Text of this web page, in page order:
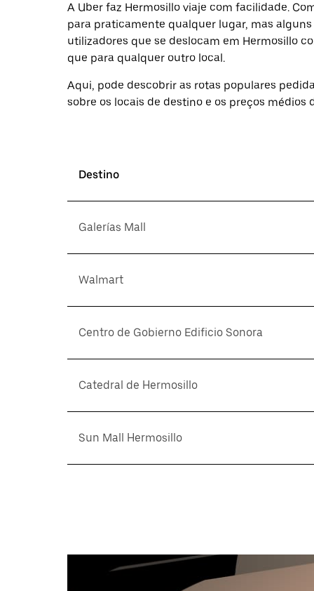
A Uber faz Hermosillo viaje com facilidade.
para praticamente qualquer lugar, mas
utilizadores que se deslocam em Hermosillo
que para qualquer outro local.
Aqui, pode descobrir as rotas populares
sobre os locais de destino e os preços médios
Destino
Galerías Mall
Walmart
Centro de Gobierno Edificio Sonora
Catedral de Hermosillo
Sun Mall Hermosillo